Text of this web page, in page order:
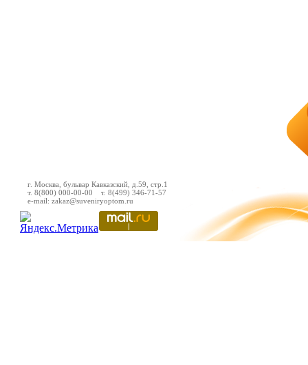
г. Москва, бульвар Кавказский, д.59, стр.1
т. 8(800) 000-00-00 т. 8(499) 346-71-57
e-mail: zakaz@suveniryoptom.ru